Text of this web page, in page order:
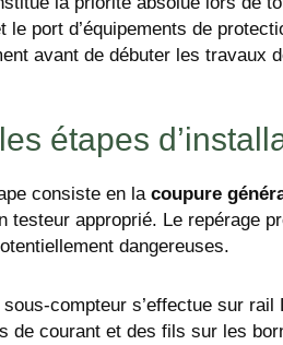
le port d’équipements de
avant de débuter les travaux
étapes
consiste en la coupure
testeur approprié. Le repérage
dangereuses.
sous-compteur s’effectue sur
de courant et des fils sur les